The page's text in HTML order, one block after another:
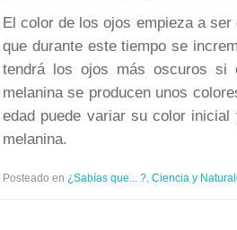
El color de los ojos empieza a ser
que durante este tiempo se
tendrá los ojos más oscuros si
melanina se producen unos
edad puede variar su color
melanina.
Posteado en ¿Sabías que... ?, Ciencia y